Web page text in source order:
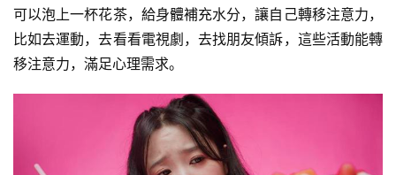
可以泡上一杯花茶，給身體補充水分，讓自己轉移注意力，
比如去運動，去看看電視劇，去找朋友傾訴，這些活動能轉
移注意力，滿足心理需求。